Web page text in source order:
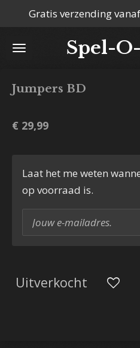
naar
Spel-
Gratis verzending
Jumpers BD
€ 29,99
Laat het me weten
op voorraad is.
Uitverkocht